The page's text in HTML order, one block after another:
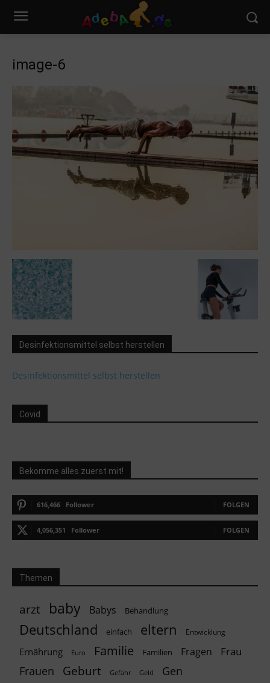
image-6
Desinfektionsmittel selbst herstellen
Desinfektionsmittel selbst herstellen
Covid
Bekomme alles zuerst mit!
616,466 Follower FOLGEN
4,056,351 Follower FOLGEN
Themen
arzt baby Babys Behandlung
Deutschland einfach eltern Entwicklung
Ernährung Euro Familie Familien Fragen Frau
Frauen Geburt Gefahr Geld
Gen